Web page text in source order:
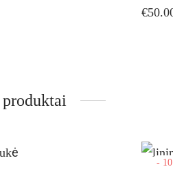
€
produktai
- 10